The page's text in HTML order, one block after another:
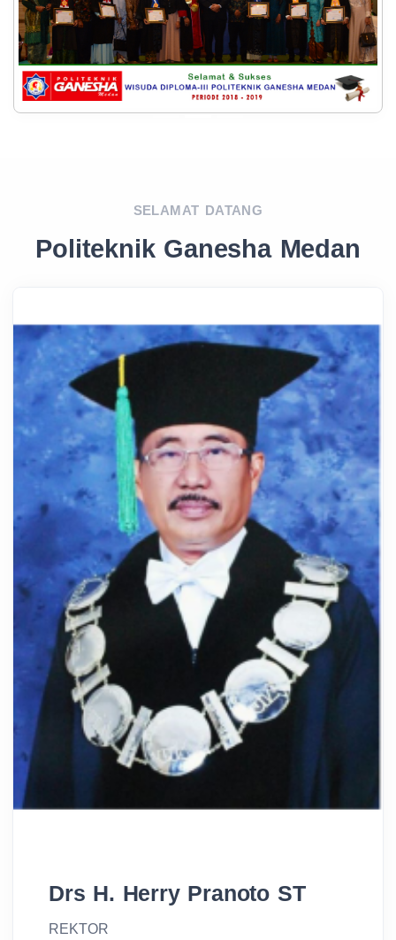
SELAMAT DATANG
Politeknik Ganesha Medan
Drs H. Herry Pranoto ST
REKTOR